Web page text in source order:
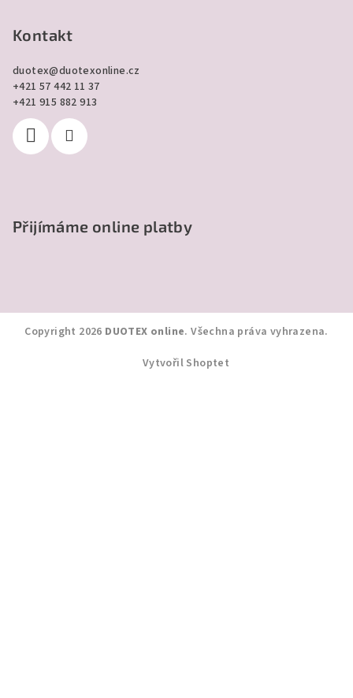
Kontakt
duotex@duotexonline.cz
+421 57 442 11 37
+421 915 882 913
Přijímáme online platby
Copyright 2026 DUOTEX online. Všechna práva vyhrazena.
Vytvořil Shoptet